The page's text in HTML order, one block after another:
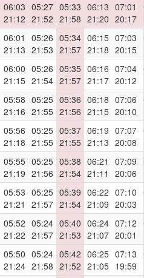
06:03
21:12
05:27
21:52
05:33
21:58
06:13
21:20
07:01
20:17
06:01
21:13
05:26
21:53
05:34
21:57
06:15
21:18
07:03
20:15
06:00
21:15
05:26
21:54
05:35
21:57
06:16
21:17
07:04
20:12
05:58
21:16
05:25
21:55
05:36
21:56
06:18
21:15
07:06
20:10
05:56
21:18
05:25
21:55
05:37
21:55
06:19
21:13
07:07
20:08
05:55
21:19
05:25
21:56
05:38
21:54
06:21
21:11
07:09
20:06
05:53
21:21
05:25
21:57
05:39
21:54
06:22
21:09
07:10
20:03
05:52
21:22
05:24
21:57
05:40
21:53
06:24
21:07
07:12
20:01
05:50
21:24
05:24
21:58
05:42
21:52
06:25
21:05
07:13
19:59